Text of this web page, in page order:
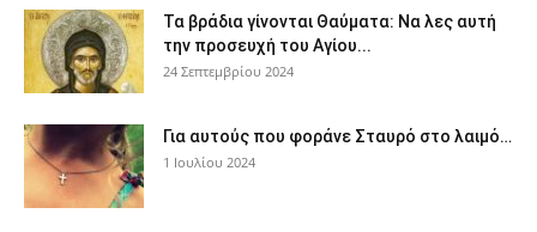
Τα βράδια γίνονται Θαύματα: Να λες αυτή
την προσευχή του Αγίου...
24 Σεπτεμβρίου 2024
Για αυτούς που φοράνε Σταυρό στο λαιμό…
1 Ιουλίου 2024